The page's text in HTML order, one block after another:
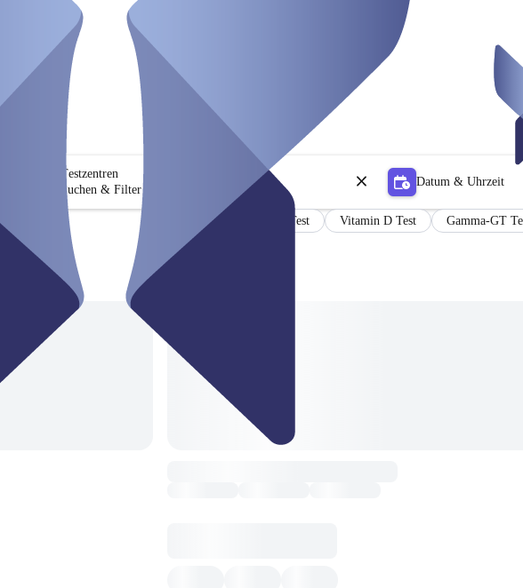
Testzentren
Suchen & Filter
Datum & Uhrzeit
Antikörper Test Vitamin D Test Gamma-GT